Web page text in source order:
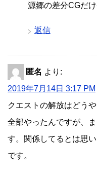
源郷の差分CGだ
返信
匿名 より:
2019年7月14日 3:17 PM
クエストの解放はどう
全部やったんですが、
す。関係してるとは思
です。